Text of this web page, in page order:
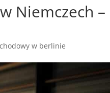
Niemczech –
w berlinie